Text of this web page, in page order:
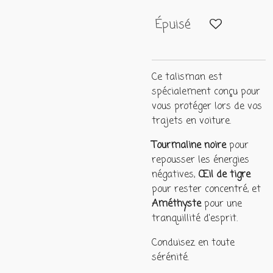
Épuisé
Ce talisman est
spécialement conçu pour
vous protéger lors de vos
trajets en voiture.
Tourmaline noirepour
repousser les énergies
négatives, Œil de tigre
pour rester concentré, et
Améthystepour une
tranquillité d'esprit.
Conduisez en toute
sérénité.